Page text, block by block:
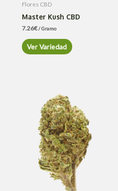
Flores CBD
Master Kush CBD
7.26€/ Gramo
Ver Variedad